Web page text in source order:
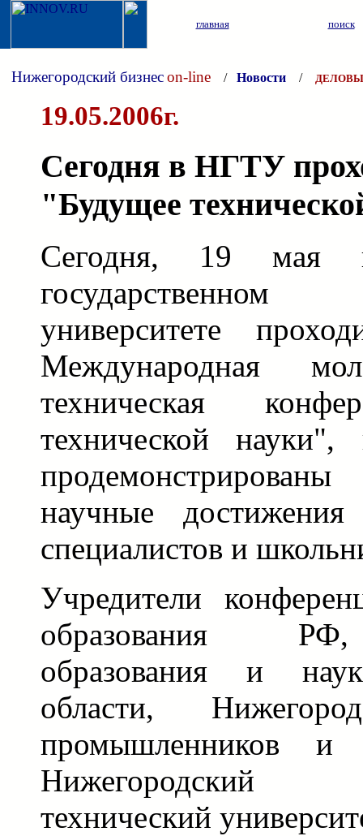
главная поиск
Нижегородский бизнесon-line / Новости /
19.05.2006г.
Сегодня в НГТУ
"Будущее
Сегодня, 19 мая
университете
Международная
техническая
технической
научные
специалистов и
Учредители
образования
образования и
области,
промышленников и
Нижегородский
технический